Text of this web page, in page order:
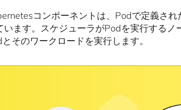
コンポーネントは、Podで定義さ
います。スケジューラがPodを実行する
そのワークロードを実行します。